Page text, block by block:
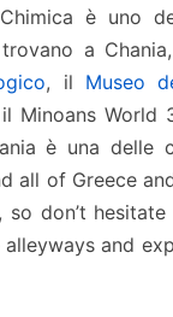
è uno
a
, il Museo
Minoans World
è una delle
all of Greece
so don’t
and